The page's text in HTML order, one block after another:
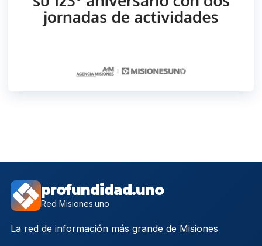
profundidad.uno
Red Misiones.uno
La red de información más grande de Misiones